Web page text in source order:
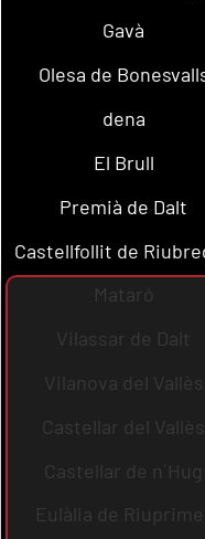
Gavà
Olesa de
dena
El Brull
Premià de Dalt
Castellfollit de
Mataró
Vilassar de Dalt
Vilanova del Vallès
Castellar del Vallès
Castellar de n´Hug
Eulàlia de